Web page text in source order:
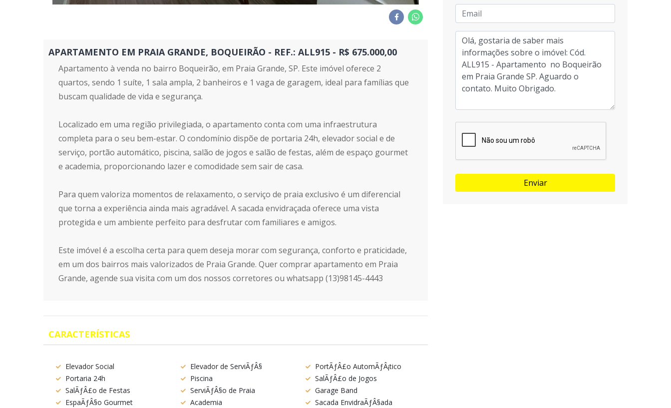
APARTAMENTO EM PRAIA GRANDE, BOQUEIRÃO - REF.: ALL915 - R$ 675.000,00
Apartamento à venda no bairro Boqueirão, em Praia Grande, SP. Este imóvel oferece 2
quartos, sendo 1 suíte, 1 sala ampla, 2 banheiros e 1 vaga de garagem, ideal para famílias que
buscam qualidade de vida e segurança.
Localizado em uma região privilegiada, o apartamento conta com uma infraestrutura
completa para o seu bem-estar. O condomínio dispõe de portaria 24h, elevador social e de
serviço, portão automático, piscina, salão de jogos e salão de festas, além de espaço gourmet
e academia, proporcionando lazer e comodidade sem sair de casa.
Para quem valoriza momentos de relaxamento, o serviço de praia exclusivo é um diferencial
que torna a experiência ainda mais agradável. A sacada envidraçada oferece uma vista
protegida e um ambiente perfeito para desfrutar com familiares e amigos.
Este imóvel é a escolha certa para quem deseja morar com segurança, conforto e praticidade,
em um dos bairros mais valorizados de Praia Grande. Quer comprar apartamento em Praia
Grande, agende sua visita com um dos nossos corretores ou whatsapp (13)98145-4443
CARACTERÍSTICAS
Elevador Social Elevador de ServiÃƒÂ§
PortÃƒÂ£o AutomÃƒÂ¡tico
Portaria 24h
Piscina
SalÃƒÂ£o de Jogos
SalÃƒÂ£o de Festas
ServiÃƒÂ§o de Praia
Garage Band
EspaÃƒÂ§o Gourmet
Academia Sacada EnvidraÃƒÂ§ada
Enviar